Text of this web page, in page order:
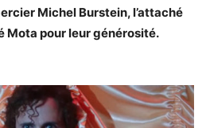
Michel Burstein, l’attaché
Mota pour leur générosité.